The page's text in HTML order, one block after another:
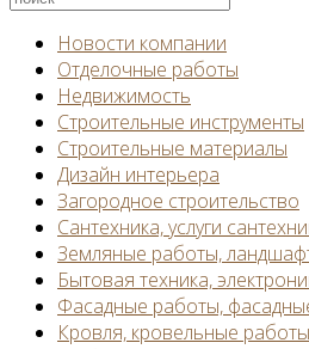
Новости компании
Отделочные работы
Недвижимость
Строительные инструменты
Строительные материалы
Дизайн интерьера
Загородное строительство
Сантехника, услуги
Земляные работы,
Бытовая техника,
Фасадные работы,
Кровля, кровельные работы